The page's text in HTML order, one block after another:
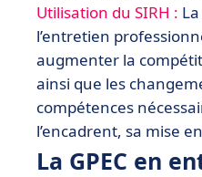
Utilisation du SIRH :
l’entretien
augmenter la
ainsi que les
compétences
l’encadrent, sa mise
La GPEC en